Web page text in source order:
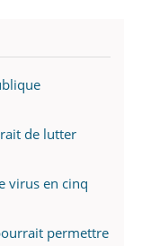
de lutter
virus en cinq
permettre